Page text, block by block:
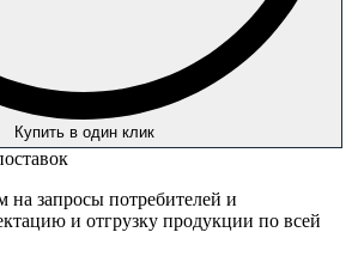
Купить в один клик
запросы потребителей и
и отгрузку продукции по всей